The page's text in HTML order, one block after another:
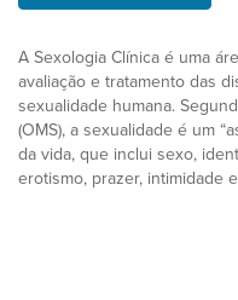
A Sexologia Clínica é uma
avaliação e tratamento das
sexualidade humana.
(OMS), a sexualidade é um
da vida, que inclui sexo,
erotismo, prazer, intimidade